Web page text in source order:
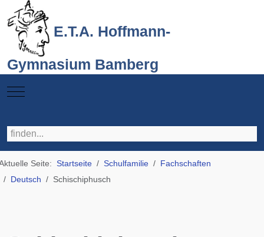
E.T.A. Hoffmann-
Gymnasium Bamberg
Mobile Menu Toggle
Seite: Startseite Schulfamilie
Fachschaften
Deutsch
Schischiphusch